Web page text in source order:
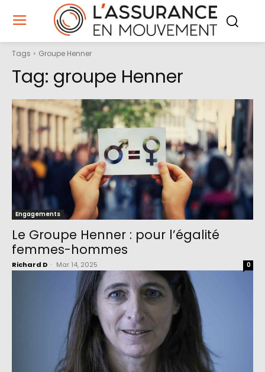
Tags Groupe Henner
Tag: groupe Henner
Engagements
Le Groupe Henner : pour l’égalité
femmes-hommes
Richard D Mar 14, 2025 0